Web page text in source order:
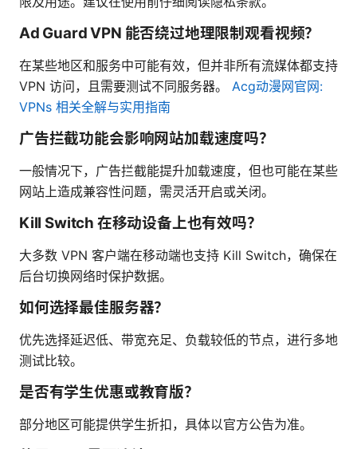
Ad Guard VPN 能否绕过地理限制观看视频？
在某些地区和服务中可能有效，但并非所有流媒体都支持
VPN 访问，且需要测试不同服务器。 Acg动漫网官网:
VPNs 相关全解与实用指南
广告拦截功能会影响网站加载速度吗？
一般情况下，广告拦截能提升加载速度，但也可能在某些
网站上造成兼容性问题，需灵活开启或关闭。
Kill Switch 在移动设备上也有效吗？
大多数 VPN 客户端在移动端也支持 Kill Switch，确保在
后台切换网络时保护数据。
如何选择最佳服务器？
优先选择延迟低、带宽充足、负载较低的节点，进行多地
测试比较。
是否有学生优惠或教育版？
部分地区可能提供学生折扣，具体以官方公告为准。